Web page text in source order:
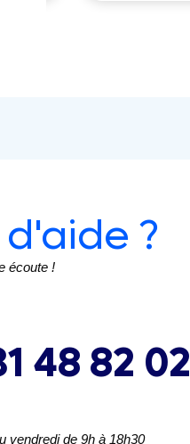
?
écoute !
48 82 02
vendredi de 9h à 18h30